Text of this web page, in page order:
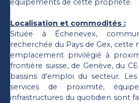
équipements de cette propriété.
Localisation et commodités :
Située à Échenevex,
recherchée du Pays de Gex, cette
emplacement privilégié à
frontière suisse, de Genève, du
bassins d'emploi du secteur.
services de proximité,
infrastructures du quotidien sont